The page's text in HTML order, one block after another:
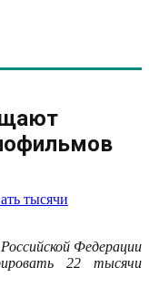
Федерации
22 тысячи